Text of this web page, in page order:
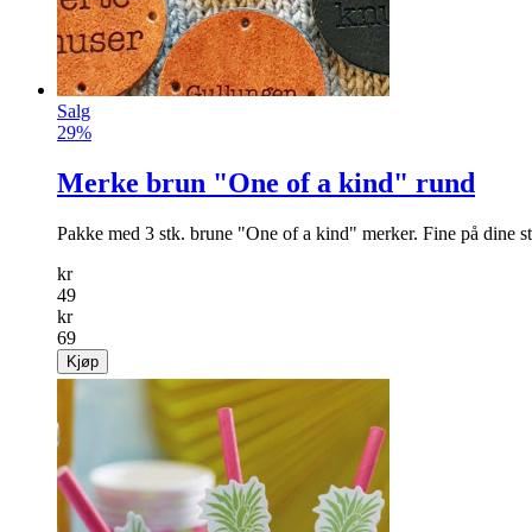
Salg
29%
Merke brun "One of a kind" rund
Pakke med 3 stk. brune "One of a kind" merker. Fine på dine
kr
49
kr
69
Kjøp